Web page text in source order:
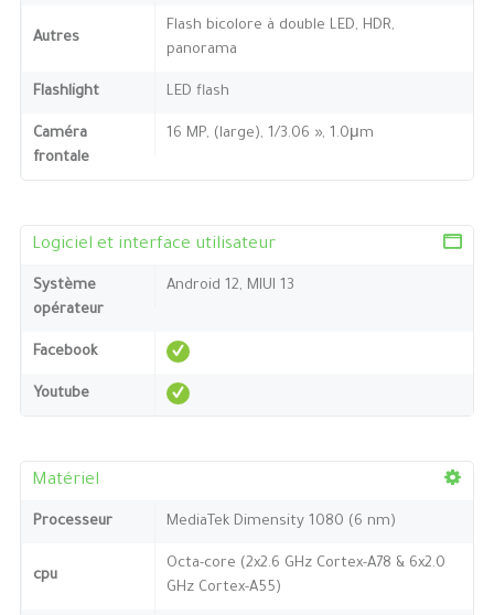
Autres
Flash bicolore à double LED, HDR,
panorama
Flashlight LED flash
Caméra
frontale
16 MP, (large), 1/3.06 », 1.0μm
Logiciel et interface utilisateur
Système
opérateur
Android 12, MIUI 13
Facebook
Youtube
Matériel
Processeur MediaTek Dimensity 1080 (6 nm)
cpu
Octa-core (2x2.6 GHz Cortex-A78 & 6x2.0
GHz Cortex-A55)